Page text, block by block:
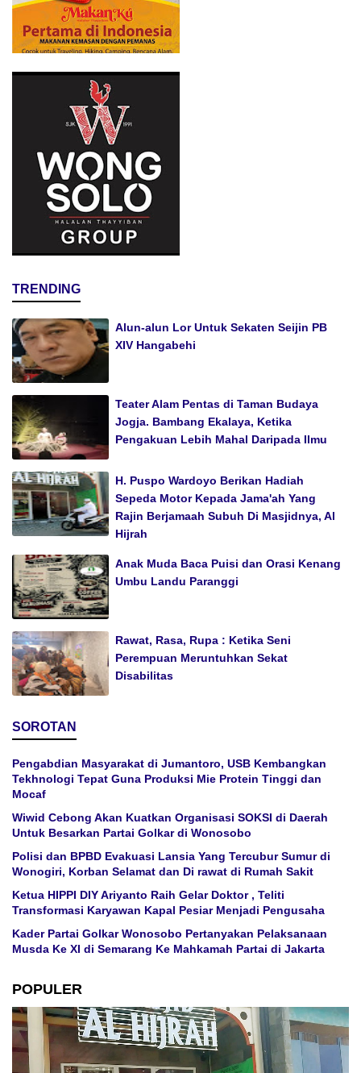
TRENDING
Alun-alun Lor Untuk Sekaten Seijin PB
XIV Hangabehi
Teater Alam Pentas di Taman Budaya
Jogja. Bambang Ekalaya, Ketika
Pengakuan Lebih Mahal Daripada Ilmu
H. Puspo Wardoyo Berikan Hadiah
Sepeda Motor Kepada Jama'ah Yang
Rajin Berjamaah Subuh Di Masjidnya, Al
Hijrah
Anak Muda Baca Puisi dan Orasi Kenang
Umbu Landu Paranggi
Rawat, Rasa, Rupa : Ketika Seni
Perempuan Meruntuhkan Sekat
Disabilitas
SOROTAN
Pengabdian Masyarakat di Jumantoro, USB Kembangkan
Tekhnologi Tepat Guna Produksi Mie Protein Tinggi dan
Mocaf
Wiwid Cebong Akan Kuatkan Organisasi SOKSI di Daerah
Untuk Besarkan Partai Golkar di Wonosobo
Polisi dan BPBD Evakuasi Lansia Yang Tercubur Sumur di
Wonogiri, Korban Selamat dan Di rawat di Rumah Sakit
Ketua HIPPI DIY Ariyanto Raih Gelar Doktor , Teliti
Transformasi Karyawan Kapal Pesiar Menjadi Pengusaha
Kader Partai Golkar Wonosobo Pertanyakan Pelaksanaan
Musda Ke XI di Semarang Ke Mahkamah Partai di Jakarta
POPULER